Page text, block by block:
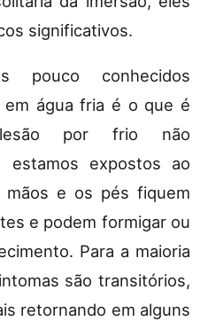
significativos.
pouco conhecidos
em água fria é o que é
lesão por frio não
estamos expostos ao
e os pés fiquem
e podem formigar ou
Para a maioria
são transitórios,
retornando em alguns